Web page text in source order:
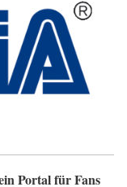
Portal für Fans